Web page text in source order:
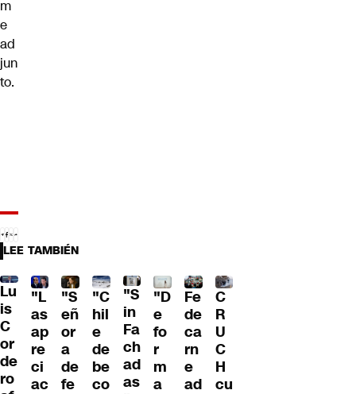
m
e
ad
jun
to.
LEE TAMBIÉN
Lu
is
C
or
de
ro
"L
as
ap
re
ci
ac
"S
eñ
or
a
de
fe
"C
hil
e
de
be
co
"S
in
Fa
ch
ad
as
"D
e
fo
r
m
a
Fe
de
ca
rn
e
ad
C
R
U
C
H
cu